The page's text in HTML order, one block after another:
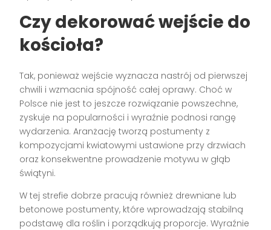
Czy dekorować wejście do
kościoła?
Tak, ponieważ wejście wyznacza nastrój od pierwszej
chwili i wzmacnia spójność całej oprawy. Choć w
Polsce nie jest to jeszcze rozwiązanie powszechne,
zyskuje na popularności i wyraźnie podnosi rangę
wydarzenia. Aranżację tworzą postumenty z
kompozycjami kwiatowymi ustawione przy drzwiach
oraz konsekwentne prowadzenie motywu w głąb
świątyni.
W tej strefie dobrze pracują również drewniane lub
betonowe postumenty, które wprowadzają stabilną
podstawę dla roślin i porządkują proporcje. Wyraźnie